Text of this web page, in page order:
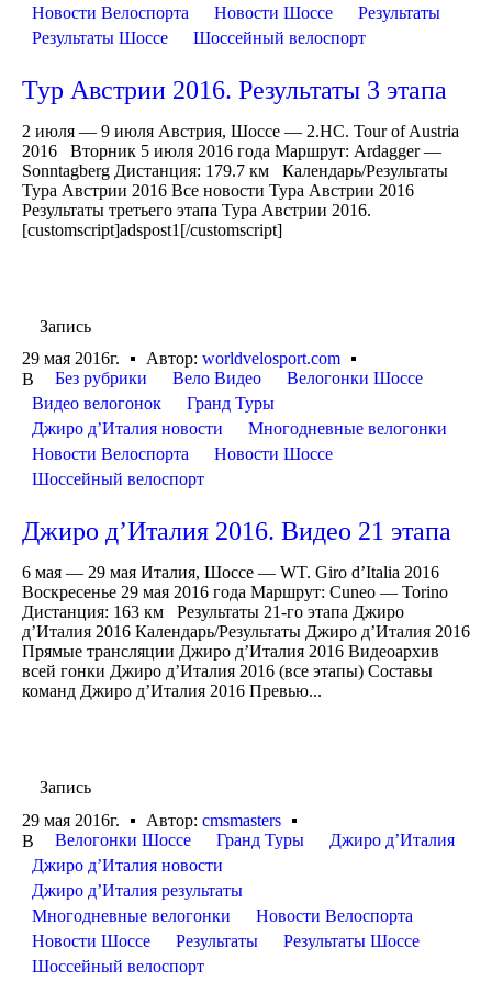
Новости Велоспорта
Новости Шоссе
Результаты
Результаты Шоссе
Шоссейный велоспорт
Тур Австрии 2016. Результаты 3 этапа
2 июля — 9 июля Австрия, Шоссе — 2.HC. Tour of Austria
2016 Вторник 5 июля 2016 года Маршрут: Ardagger —
Sonntagberg Дистанция: 179.7 км Календарь/Результаты
Тура Австрии 2016 Все новости Тура Австрии 2016
Результаты третьего этапа Тура Австрии 2016.
[customscript]adspost1[/customscript]
Запись
29 мая 2016г.
Автор: worldvelosport.com
В
Без рубрики Вело Видео
Велогонки Шоссе
Видео велогонок
Гранд Туры
Джиро д’Италия новости
Многодневные велогонки
Новости Велоспорта
Новости Шоссе
Шоссейный велоспорт
Джиро д’Италия 2016. Видео 21 этапа
6 мая — 29 мая Италия, Шоссе — WT. Giro d’Italia 2016
Воскресенье 29 мая 2016 года Маршрут: Cuneo — Torino
Дистанция: 163 км Результаты 21-го этапа Джиро
д’Италия 2016 Календарь/Результаты Джиро д’Италия 2016
Прямые трансляции Джиро д’Италия 2016 Видеоархив
всей гонки Джиро д’Италия 2016 (все этапы) Составы
команд Джиро д’Италия 2016 Превью...
Запись
29 мая 2016г.
Автор: cmsmasters
В
Велогонки Шоссе Гранд Туры
Джиро д’Италия
Джиро д’Италия новости
Джиро д’Италия результаты
Многодневные велогонки
Новости Велоспорта
Новости Шоссе
Результаты
Результаты Шоссе
Шоссейный велоспорт